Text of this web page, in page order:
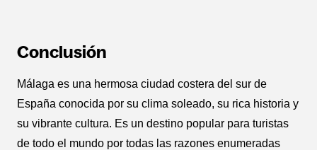
Conclusión
Málaga es una hermosa ciudad costera del sur de
España conocida por su clima soleado, su rica historia y
su vibrante cultura. Es un destino popular para turistas
de todo el mundo por todas las razones enumeradas